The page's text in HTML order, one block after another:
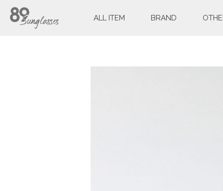
ALL ITEM BRAND